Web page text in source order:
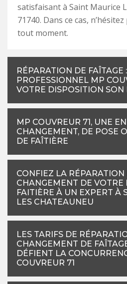
satisfaisant à Saint Maurice
71740. Dans ce cas,
tout moment.
RÉPARATION DE FAÎTAGE
PROFESSIONNEL MP
VOTRE DISPOSITION SON
MP COUVREUR 71, UNE
CHANGEMENT, DE POSE
DE FAÎTIÈRE
CONFIEZ LA RÉPARATION
CHANGEMENT DE VOTRE
FAITIÈRE À UN EXPERT À
LES CHATEAUNEU
LES TARIFS DE
CHANGEMENT DE
DÉFIENT LA
COUVREUR 71